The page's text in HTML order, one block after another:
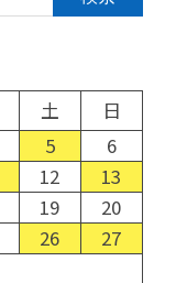
土
日
5
6
12
13
19
20
26
27